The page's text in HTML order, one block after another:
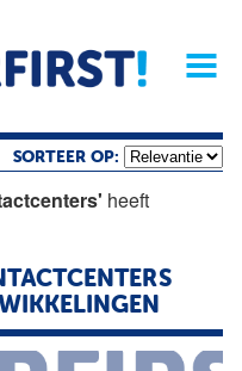
Magazine
SORTEER OP:
heeft